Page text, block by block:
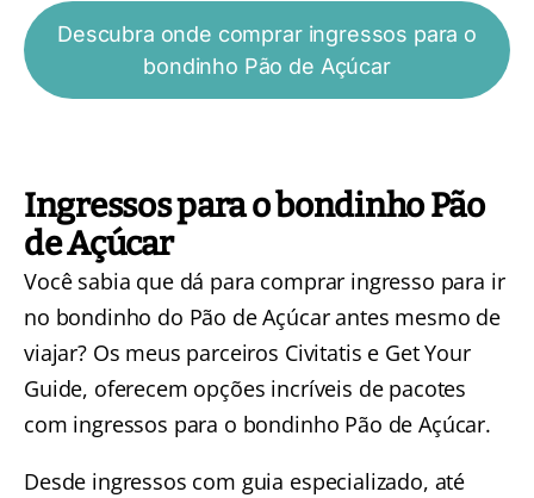
Descubra onde comprar ingressos para o
bondinho Pão de Açúcar
Ingressos para o bondinho Pão
de Açúcar
Você sabia que dá para comprar ingresso para ir
no bondinho do Pão de Açúcar antes mesmo de
viajar? Os meus parceiros Civitatis e Get Your
Guide, oferecem opções incríveis de pacotes
com ingressos para o bondinho Pão de Açúcar.
Desde ingressos com guia especializado, até